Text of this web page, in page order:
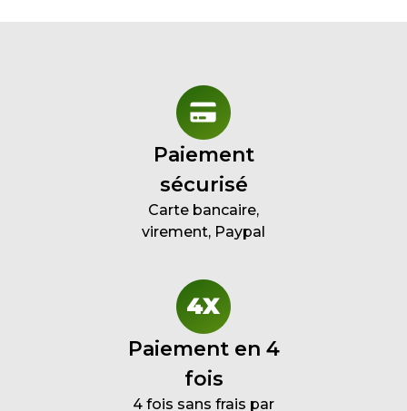
Paiement
sécurisé
Carte bancaire,
virement, Paypal
Paiement en 4
fois
4 fois sans frais par